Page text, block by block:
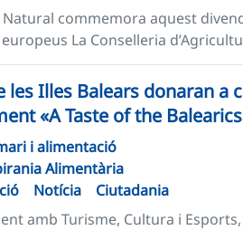
commemora aquest
La Conselleria
Illes Balears donaran a
«A Taste of the
i alimentació
Alimentària
Notícia
Ciutadania
amb Turisme, Cultura i